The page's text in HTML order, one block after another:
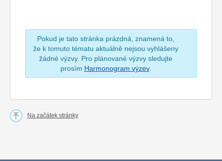
Pokud je tato stránka prázdná, znamená to,
že k tomuto tématu aktuálně nejsou vyhlášeny
žádné výzvy. Pro plánované výzvy sledujte
prosím Harmonogram výzev.
Na začátek stránky